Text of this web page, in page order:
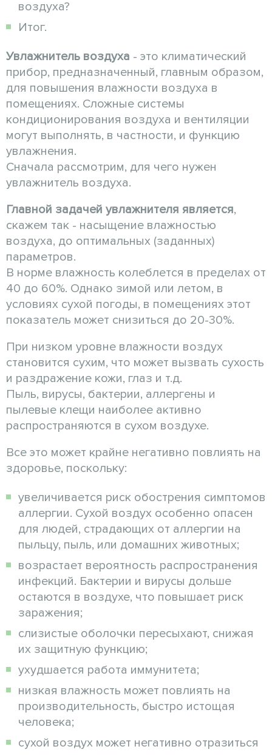
воздуха?
Итог.
Увлажнитель воздуха - это климатический
прибор, предназначенный, главным образом,
для повышения влажности воздуха в
помещениях. Сложные системы
кондиционирования воздуха и вентиляции
могут выполнять, в частности, и функцию
увлажнения.
Сначала рассмотрим, для чего нужен
увлажнитель воздуха.
Главной задачей увлажнителя является,
скажем так - насыщение влажностью
воздуха, до оптимальных (заданных)
параметров.
В норме влажность колеблется в пределах от
40 до 60%. Однако зимой или летом, в
условиях сухой погоды, в помещениях этот
показатель может снизиться до 20-30%.
При низком уровне влажности воздух
становится сухим, что может вызвать сухость
и раздражение кожи, глаз и т.д.
Пыль, вирусы, бактерии, аллергены и
пылевые клещи наиболее активно
распространяются в сухом воздухе.
Все это может крайне негативно повлиять на
здоровье, поскольку:
увеличивается риск обострения симптомов
аллергии. Сухой воздух особенно опасен
для людей, страдающих от аллергии на
пыльцу, пыль, или домашних животных;
возрастает вероятность распространения
инфекций. Бактерии и вирусы дольше
остаются в воздухе, что повышает риск
заражения;
слизистые оболочки пересыхают, снижая
их защитную функцию;
ухудшается работа иммунитета;
низкая влажность может повлиять на
производительность, быстро истощая
человека;
сухой воздух может негативно отразиться